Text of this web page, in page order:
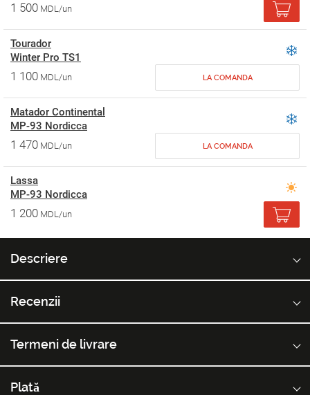
1 500 MDL/un
Tourador
Winter Pro TS1
1 100 MDL/un LA COMANDA
Matador Continental
MP-93 Nordicca
1 470 MDL/un LA COMANDA
Lassa
MP-93 Nordicca
1 200 MDL/un
Descriere
Recenzii
Termeni de livrare
Plată